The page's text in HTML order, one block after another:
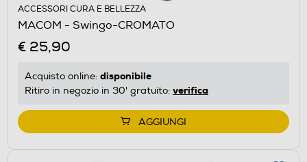
ACCESSORI CURA E BELLEZZA
MACOM - Swingo-CROMATO
€ 25,90
Acquisto online: disponibile
Ritiro in negozio in 30' gratuito: verifica
AGGIUNGI